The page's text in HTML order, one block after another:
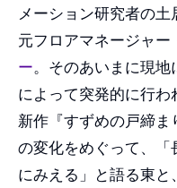
メーション研究者の
元フロアマネージャ
ー。そのあいまに現
によって突発的に行
新作『すずめの戸締ま
の変化をめぐって、「
にみえる」と語る東